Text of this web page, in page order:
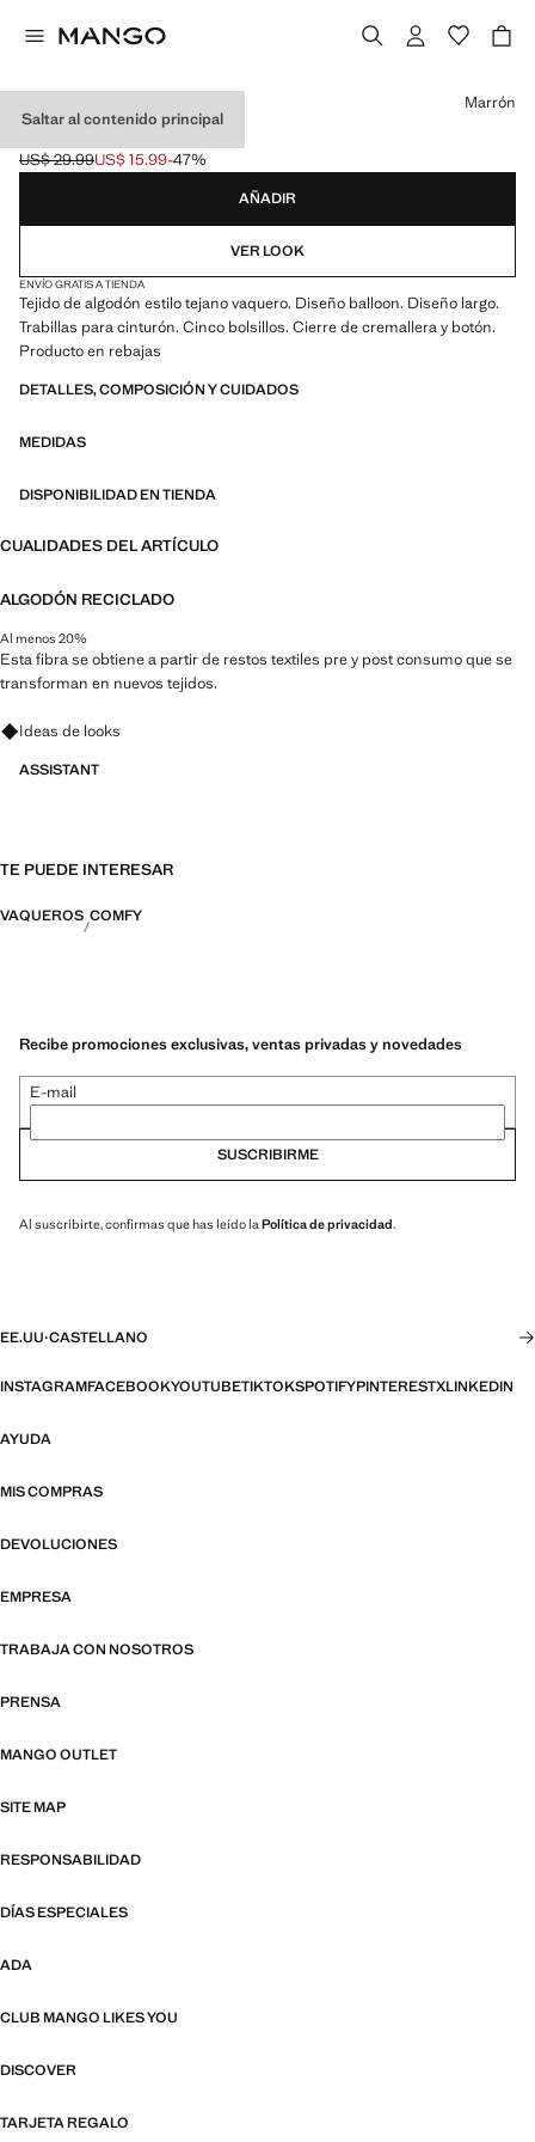
Saltar al contenido principal
JEANS BALLOON
Precio inicial tachado [US$ 29.99 ]
US$ 29.99
Precio actual [US$ 15.99 ]
US$ 15.99-47%
Selecciona un color
Marrón
AÑADIR
VER LOOK
ENVÍO GRATIS A TIENDA
Tejido de algodón estilo tejano vaquero. Diseño balloon. Diseño largo.
Trabillas para cinturón. Cinco bolsillos. Cierre de cremallera y botón.
Producto en rebajas
DETALLES, COMPOSICIÓN Y CUIDADOS
MEDIDAS
DISPONIBILIDAD EN TIENDA
CUALIDADES DEL ARTÍCULO
ALGODÓN RECICLADO
Al menos 20%
Esta fibra se obtiene a partir de restos textiles pre y post consumo que se
transforman en nuevos tejidos.
Pregunta por looks, prendas y tendencias
Ideas de looks
ASSISTANT
TE PUEDE INTERESAR
VAQUEROS COMFY
Recibe promociones exclusivas, ventas privadas y novedades
E-mail
SUSCRIBIRME
Al suscribirte, confirmas que has leído laPolítica de privacidad.
EE.UU·CASTELLANO
INSTAGRAMFACEBOOKYOUTUBETIKTOKSPOTIFYPINTERESTXLINKEDIN
AYUDA
MIS COMPRAS
DEVOLUCIONES
EMPRESA
TRABAJA CON NOSOTROS
PRENSA
MANGO OUTLET
SITE MAP
RESPONSABILIDAD
DÍAS ESPECIALES
ADA
CLUB MANGO LIKES YOU
DISCOVER
TARJETA REGALO